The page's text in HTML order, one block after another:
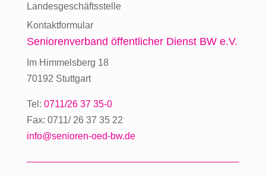
Landesgeschäftsstelle
Kontaktformular
Seniorenverband öffentlicher Dienst BW e.V.
Im Himmelsberg 18
70192 Stuttgart
Tel: 0711/26 37 35-0
Fax: 0711/ 26 37 35 22
info@senioren-oed-bw.de